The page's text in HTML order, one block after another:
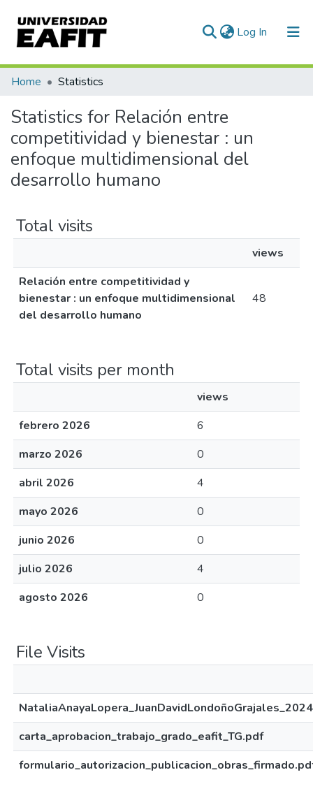
Log In (current)
Communities & Collections
All of DSpace
Home Statistics
Statistics for Relación entre
competitividad y bienestar : un
enfoque multidimensional del
desarrollo humano
Total visits
views
Relación entre competitividad y
bienestar : un enfoque multidimensional
del desarrollo humano
48
Total visits per month
views
febrero 2026
6
marzo 2026
0
abril 2026
4
mayo 2026
0
junio 2026
0
julio 2026
4
agosto 2026
0
File Visits
carta_aprobacion_trabajo_grado_eafit_TG.pdf